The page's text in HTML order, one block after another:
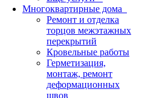
Многоквартирные дома
Ремонт и отделка
торцов межэтажных
перекрытий
Кровельные работы
Герметизация,
монтаж, ремонт
деформационных
швов